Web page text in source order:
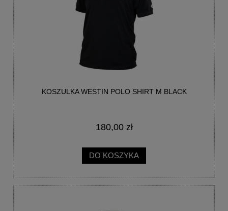
KOSZULKA WESTIN POLO SHIRT M BLACK
180,00 zł
DO KOSZYKA